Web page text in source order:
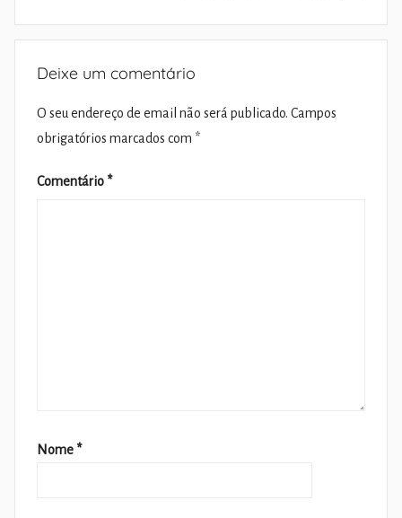
Deixe um comentário
O seu endereço de email não será publicado. Campos
obrigatórios marcados com *
Comentário *
Nome *